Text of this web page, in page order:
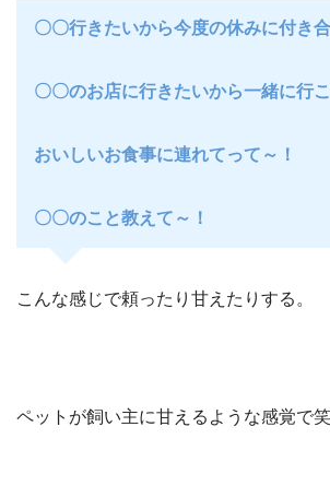
〇〇行きたいから今度の休みに付き
〇〇のお店に行きたいから一緒に行こ
おいしいお食事に連れてって～！
〇〇のこと教えて～！
こんな感じで頼ったり甘えたりする。
ペットが飼い主に甘えるような感覚で笑